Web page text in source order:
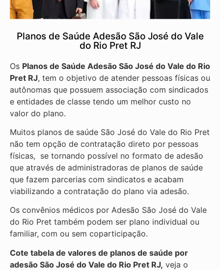
Planos de Saúde Adesão São José do Vale
do Rio Pret RJ
Os Planos de Saúde Adesão São José do Vale do Rio
Pret RJ, tem o objetivo de atender pessoas físicas ou
autônomas que possuem associação com sindicados
e entidades de classe tendo um melhor custo no
valor do plano.
Muitos planos de saúde São José do Vale do Rio Pret
não tem opção de contratação direto por pessoas
físicas, se tornando possível no formato de adesão
que através de administradoras de planos de saúde
que fazem parcerias com sindicatos e acabam
viabilizando a contratação do plano via adesão.
Os convênios médicos por Adesão São José do Vale
do Rio Pret também podem ser plano individual ou
familiar, com ou sem coparticipação.
Cote tabela de valores de planos de saúde por
adesão São José do Vale do Rio Pret RJ, veja o